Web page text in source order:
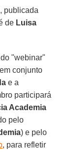
, publicada
de Luisa
"webinar"
conjunto
e a
participará
Academia
pelo
) e pelo
, para refletir